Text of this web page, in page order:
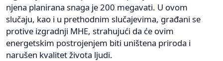
njena planirana snaga je 200 megavati. U ovom
slučaju, kao i u prethodnim slučajevima, građani se
protive izgradnji MHE, strahujući da će ovim
energetskim postrojenjem biti uništena priroda i
narušen kvalitet života ljudi.